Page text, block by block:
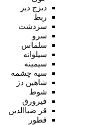
دیزج دیز
ربط
سردشت
سرو
سلماس
سیلوانه
سیمینه
سیه چشمه
شاهین دژ
شوط
فیرورق
قر ضیاالدین
قطور